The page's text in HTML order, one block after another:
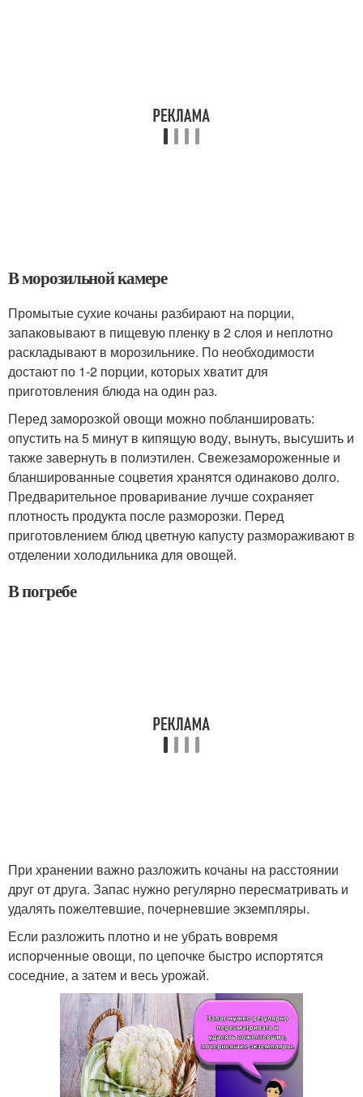
В морозильной камере
Промытые сухие кочаны разбирают на порции,
запаковывают в пищевую пленку в 2 слоя и неплотно
раскладывают в морозильнике. По необходимости
достают по 1-2 порции, которых хватит для
приготовления блюда на один раз.
Перед заморозкой овощи можно побланшировать:
опустить на 5 минут в кипящую воду, вынуть, высушить и
также завернуть в полиэтилен. Свежезамороженные и
бланшированные соцветия хранятся одинаково долго.
Предварительное проваривание лучше сохраняет
плотность продукта после разморозки. Перед
приготовлением блюд цветную капусту размораживают в
отделении холодильника для овощей.
В погребе
При хранении важно разложить кочаны на расстоянии
друг от друга. Запас нужно регулярно пересматривать и
удалять пожелтевшие, почерневшие экземпляры.
Если разложить плотно и не убрать вовремя
испорченные овощи, по цепочке быстро испортятся
соседние, а затем и весь урожай.